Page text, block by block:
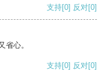
支持[0] 反对[0]
省心。
支持[0] 反对[0]